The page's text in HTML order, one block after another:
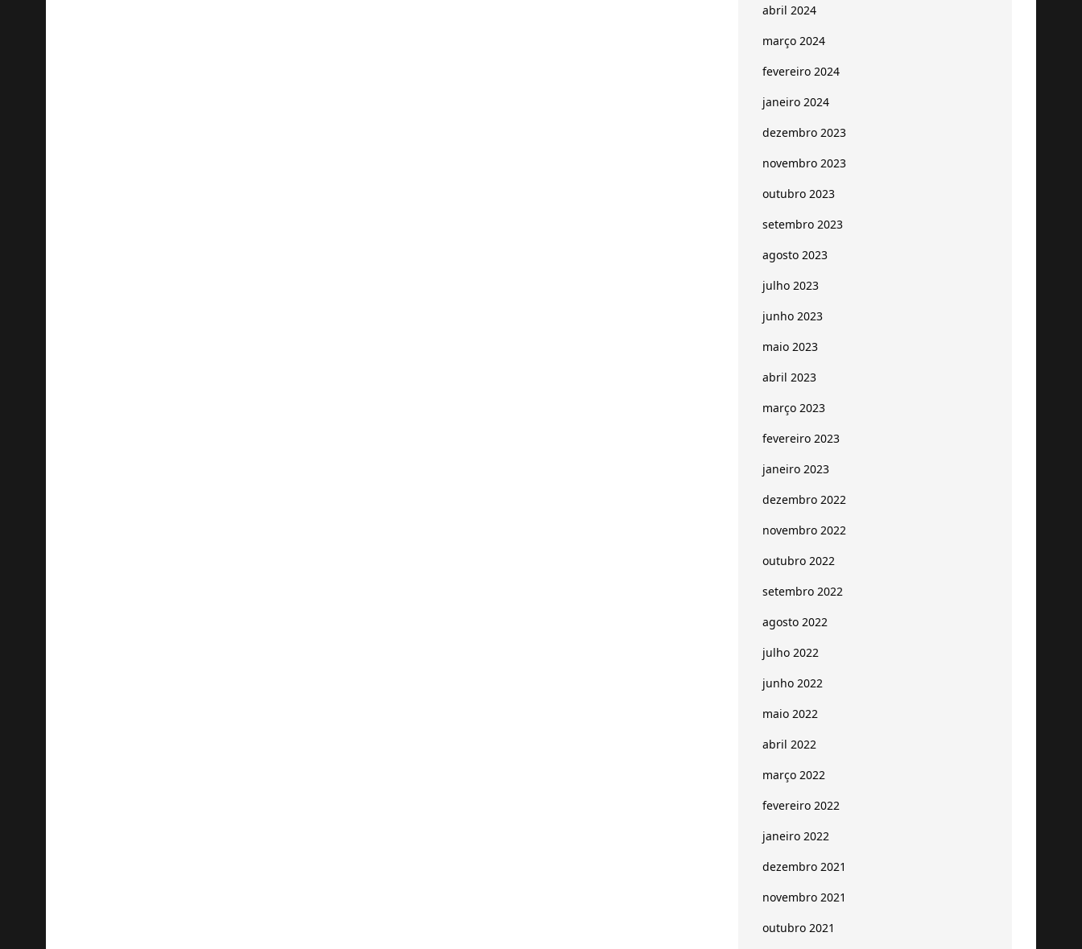
abril 2024
março 2024
fevereiro 2024
janeiro 2024
dezembro 2023
novembro 2023
outubro 2023
setembro 2023
agosto 2023
julho 2023
junho 2023
maio 2023
abril 2023
março 2023
fevereiro 2023
janeiro 2023
dezembro 2022
novembro 2022
outubro 2022
setembro 2022
agosto 2022
julho 2022
junho 2022
maio 2022
abril 2022
março 2022
fevereiro 2022
janeiro 2022
dezembro 2021
novembro 2021
outubro 2021